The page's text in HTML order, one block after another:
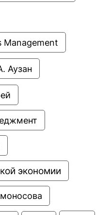
Management
Аузан
экономии